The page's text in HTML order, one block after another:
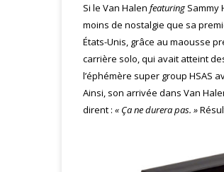
Si le Van Halen featuring Sammy
moins de nostalgie que sa
États-Unis, grâce au maousse
carrière solo, qui avait atteint
l’éphémère super group HSAS
Ainsi, son arrivée dans Van
dirent : « Ça ne durera pas. »